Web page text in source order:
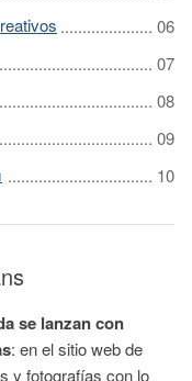
se lanzan con
: en el sitio web de
y fotografías con lo